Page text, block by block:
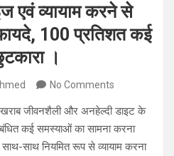
एवं व्यायाम करने से
100 प्रतिशत कई
।
No Comments
जीवनशैली और अनहेल्दी डाइट के
कई समस्याओं का सामना करना
साथ नियमित रूप से व्यायाम करना